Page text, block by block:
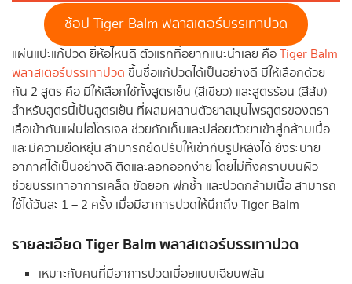
ช้อป Tiger Balm พลาสเตอร์บรรเทาปวด
แผ่นแปะแก้ปวด ยี่ห้อไหนดี ตัวแรกที่อยากแนะนำเลย คือTiger Balm
พลาสเตอร์บรรเทาปวด ขึ้นชื่อแก้ปวดได้เป็นอย่างดี มีให้เลือกด้วย
กัน 2 สูตร คือ มีให้เลือกใช้ทั้งสูตรเย็น (สีเขียว) และสูตรร้อน (สีส้ม)
สำหรับสูตรนี้เป็นสูตรเย็น ที่ผสมผสานตัวยาสมุนไพรสูตรของตรา
เสือเข้ากับแผ่นไฮโดรเจล ช่วยกักเก็บและปล่อยตัวยาเข้าสู่กล้ามเนื้อ
และมีความยืดหยุ่น สามารถยืดปรับให้เข้ากับรูปหลังได้ ยังระบาย
อากาศได้เป็นอย่างดี ติดและลอกออกง่าย โดยไม่ทิ้งคราบบนผิว
ช่วยบรรเทาอาการเคล็ด ขัดยอก ฟกช้ำ และปวดกล้ามเนื้อ สามารถ
ใช้ได้วันละ 1 – 2 ครั้ง เมื่อมีอาการปวดให้นึกถึง Tiger Balm
รายละเอียดTiger Balm พลาสเตอร์บรรเทาปวด
เหมาะกับคนที่มีอาการปวดเมื่อยแบบเฉียบพลัน